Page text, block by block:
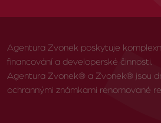
Agentura Zvonek poskytuje
financování a developerské činnosti.
Agentura Zvonek® a Zvonek® jsou
ochrannými známkami renomované